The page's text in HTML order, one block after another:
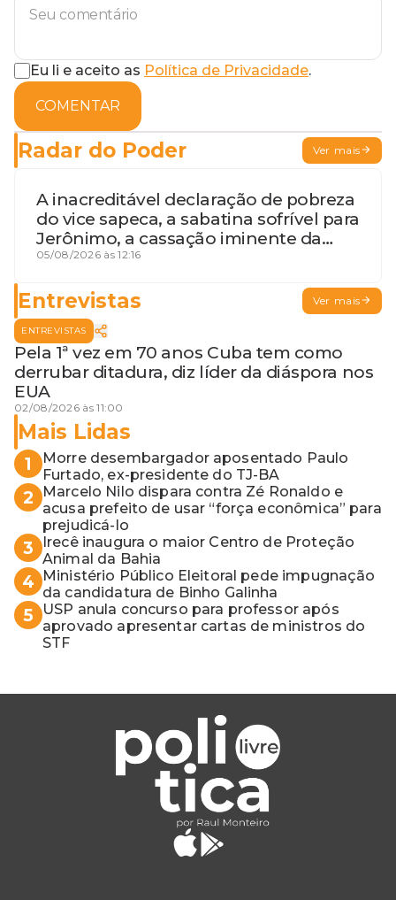
Eu li e aceito as Política de Privacidade.
COMENTAR
Radar do Poder Ver mais
A inacreditável declaração de pobreza
do vice sapeca, a sabatina sofrível para
Jerônimo, a cassação iminente da
desembargadora e a vaga do Quinto
05/08/2026 às 12:16
Entrevistas Ver mais
ENTREVISTAS
Pela 1ª vez em 70 anos Cuba tem como
derrubar ditadura, diz líder da diáspora nos
EUA
02/08/2026 às 11:00
Mais Lidas
1
Morre desembargador aposentado Paulo
Furtado, ex-presidente do TJ-BA
2
Marcelo Nilo dispara contra Zé Ronaldo e
acusa prefeito de usar “força econômica” para
prejudicá-lo
3
Irecê inaugura o maior Centro de Proteção
Animal da Bahia
4
Ministério Público Eleitoral pede impugnação
da candidatura de Binho Galinha
5
USP anula concurso para professor após
aprovado apresentar cartas de ministros do
STF